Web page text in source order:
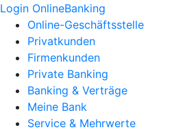
Login OnlineBanking
Online-Geschäftsstelle
Privatkunden
Firmenkunden
Private Banking
Banking & Verträge
Meine Bank
Service & Mehrwerte